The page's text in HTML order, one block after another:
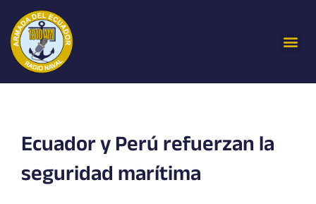
contenido
Ecuador y Perú refuerzan la
seguridad marítima